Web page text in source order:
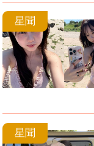
星聞
星聞